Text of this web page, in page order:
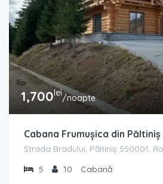
1,700lei/noapte
Cabana Frumușica din Păltiniș
Strada Bradului, Păltiniș 550001,
5
10 Cabană